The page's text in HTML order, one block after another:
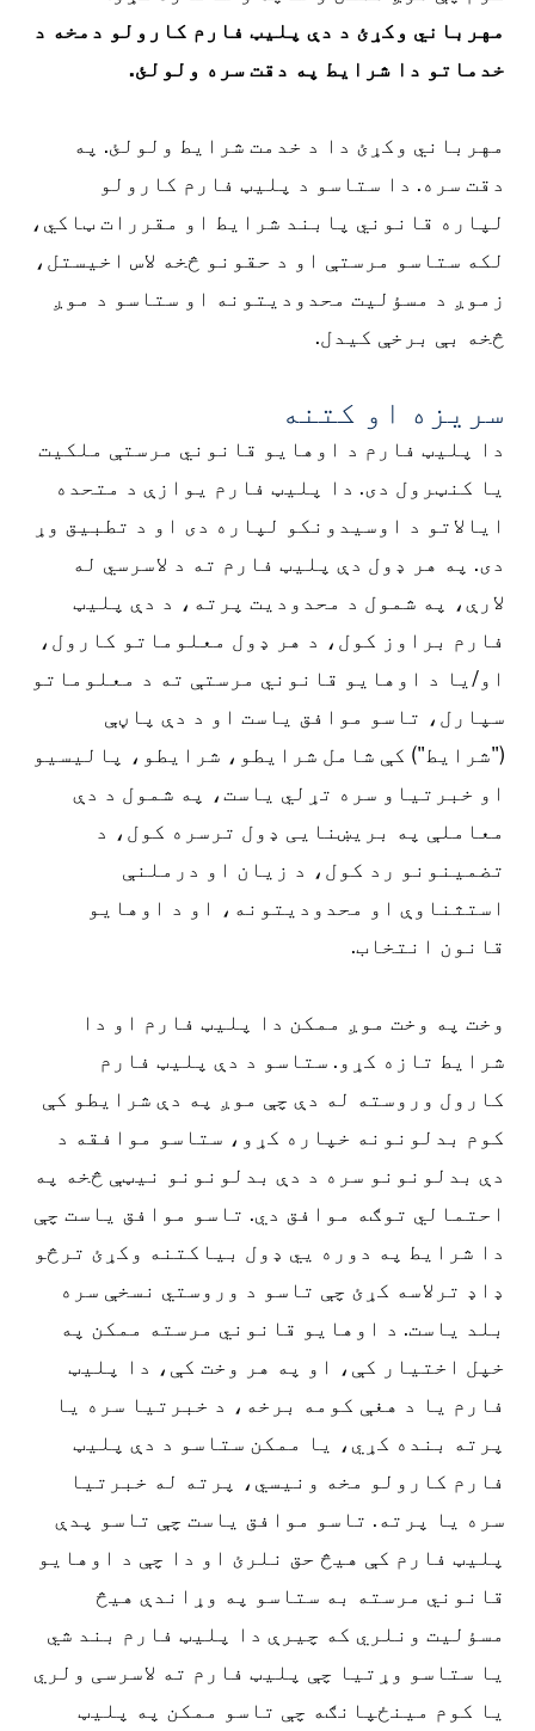
مهرباني وکړئ د دې پلیټ فارم کارولو دمخه د
خدماتو دا شرایط په دقت سره ولولئ.
مهرباني وکړئ دا د خدمت شرایط ولولئ. په
دقت سره. دا ستاسو د پلیټ فارم کارولو
لپاره قانوني پابند شرایط او مقررات ټاکي،
لکه ستاسو مرستې او د حقونو څخه لاس اخیستل،
زموږ د مسؤلیت محدودیتونه او ستاسو د موږ
څخه بې برخې کیدل.
سريزه او کتنه
دا پلیټ فارم د اوهایو قانوني مرستې ملکیت
یا کنټرول دی. دا پلیټ فارم یوازې د متحده
ایالاتو د اوسیدونکو لپاره دی او د تطبیق وړ
دی. په هر ډول دې پلیټ فارم ته د لاسرسي له
لارې، په شمول د محدودیت پرته، د دې پلیټ
فارم براوز کول، د هر ډول معلوماتو کارول،
او/یا د اوهایو قانوني مرستې ته د معلوماتو
سپارل، تاسو موافق یاست او د دې پاڼې
("شرایط") کې شامل شرایطو، شرایطو، پالیسیو
او خبرتیاو سره تړلي یاست، په شمول د دې
معاملې په بریښنایی ډول ترسره کول، د
تضمینونو رد کول، د زیان او درملنې
استثناوې او محدودیتونه، او د اوهایو
قانون انتخاب.
وخت په وخت موږ ممکن دا پلیټ فارم او دا
شرایط تازه کړو. ستاسو د دې پلیټ فارم
کارول وروسته له دې چې موږ په دې شرایطو کې
کوم بدلونونه خپاره کړو، ستاسو موافقه د
دې بدلونونو سره د دې بدلونونو نیټې څخه په
احتمالي توګه موافق دي. تاسو موافق یاست چې
دا شرایط په دوره یي ډول بیاکتنه وکړئ ترڅو
ډاډ ترلاسه کړئ چې تاسو د وروستي نسخې سره
بلد یاست. د اوهایو قانوني مرسته ممکن په
خپل اختیار کې، او په هر وخت کې، دا پلیټ
فارم یا د هغې کومه برخه، د خبرتیا سره یا
پرته بنده کړي، یا ممکن ستاسو د دې پلیټ
فارم کارولو مخه ونیسي، پرته له خبرتیا
سره یا پرته. تاسو موافق یاست چې تاسو پدې
پلیټ فارم کې هیڅ حق نلرئ او دا چې د اوهایو
قانوني مرسته به ستاسو په وړاندې هیڅ
مسؤلیت ونلري که چیرې دا پلیټ فارم بند شي
یا ستاسو وړتیا چې پلیټ فارم ته لاسرسی ولري
یا کوم مینځپانګه چې تاسو ممکن په پلیټ